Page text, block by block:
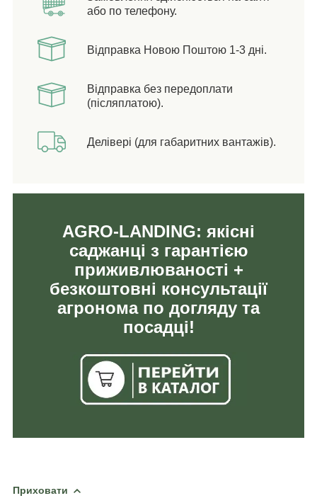
або по телефону.
Відправка Новою Поштою 1-3 дні.
Відправка без передоплати
(післяплатою).
Делівері (для габаритних вантажів).
AGRO-LANDING: якісні
саджанці з гарантією
приживлюваності +
безкоштовні консультації
агронома по догляду та
посадці!
Приховати